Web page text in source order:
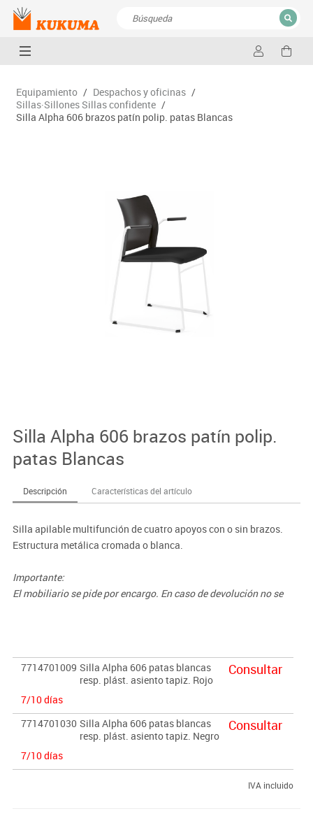
CERRAR
Equipamiento / Despachos y oficinas /
Sillas·Sillones Sillas confidente /
Silla Alpha 606 brazos patín polip. patas Blancas
Silla Alpha 606 brazos patín polip.
patas Blancas
Descripción Características del artículo
Silla apilable multifunción de cuatro apoyos con o sin brazos.
Estructura metálica cromada o blanca.
Importante:
El mobiliario se pide por encargo. En caso de devolución no se
7714701009 Silla Alpha 606 patas blancas
resp. plást. asiento tapiz. Rojo
7/10 días
Consultar
7714701030 Silla Alpha 606 patas blancas
resp. plást. asiento tapiz. Negro
7/10 días
Consultar
IVA incluido